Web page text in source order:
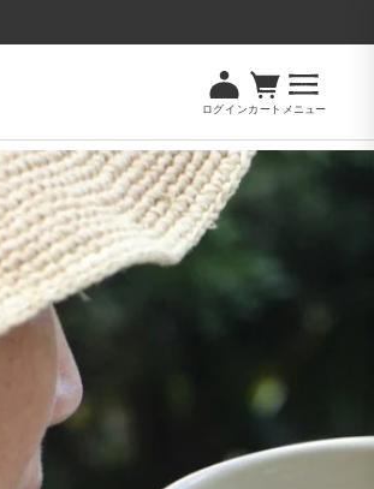
ログイン カート メニュー